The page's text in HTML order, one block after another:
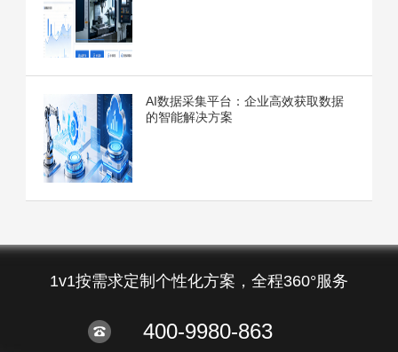
AI数据采集平台：企业高效获取数据
的智能解决方案
1v1按需求定制个性化方案，全程360°服务
400-9980-863